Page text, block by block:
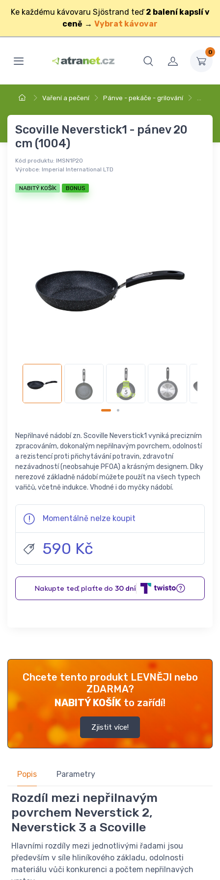
Ke každému kávovaru Sjöstrand teď 2 balení kapslí v
ceně → Vybrat kávovar
0
Vaření a pečení Pánve - pekáče - grilování
Scoville Neverstick1 - pánev 20
cm (1004)
Kód produktu: IMSN1P20
Výrobce: Imperial International LTD
NABITÝ KOŠÍK BONUS
Nepřilnavé nádobí zn. Scoville Neverstick1 vyniká precizním
zpracováním, dokonalým nepřilnavým povrchem, odolností
a rezistencí proti přichytávání potravin, zdravotní
nezávadností (neobsahuje PFOA) a krásným designem. Díky
nerezové základně nádobí můžete použít na všech typech
vařičů, včetně indukce. Vhodné i do myčky nádobí.
Momentálně nelze koupit
590 Kč
Chcete tento produkt LEVNĚJI nebo
ZDARMA?
NABITÝ KOŠÍK to zařídí!
Zjistit více!
Popis Parametry
Rozdíl mezi nepřilnavým
povrchem Neverstick 2,
Neverstick 3 a Scoville
Hlavními rozdíly mezi jednotlivými řadami jsou
především v síle hliníkového základu, odolnosti
materiálu vůči konkurenci a počtem nepřilnavých